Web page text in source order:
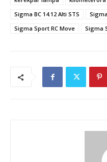
Sigma BC 14.12 Alti STS
Sigma Sport RC Move
Sigma